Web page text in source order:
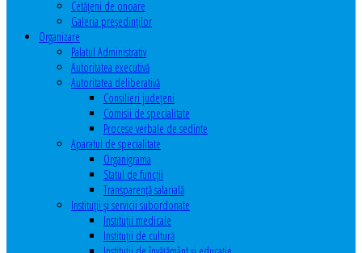
Cetăţeni de onoare
Galeria președinților
Organizare
Palatul Administrativ
Autoritatea executivă
Autoritatea deliberativă
Consilieri judeţeni
Comisii de specialitate
Procese verbale de sedinte
Aparatul de specialitate
Organigrama
Statul de funcții
Transparență salarială
Instituţii şi servicii subordonate
Instituţii medicale
Instituţii de cultură